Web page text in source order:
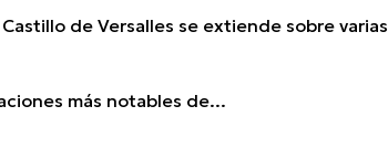
de Versalles se extiende sobre varias
más notables de...